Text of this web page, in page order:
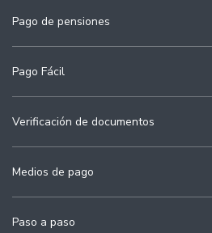
Pago de pensiones
Pago Fácil
Verificación de documentos
Medios de pago
Paso a paso